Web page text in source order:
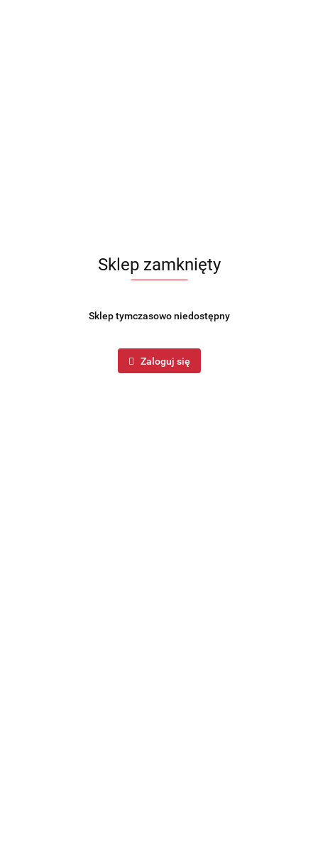
Sklep zamknięty
Sklep tymczasowo niedostępny
Zaloguj się